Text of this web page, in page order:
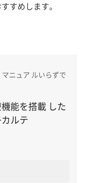
すめします。
ニュア ルいらずで
能を搭載 した
ルテ